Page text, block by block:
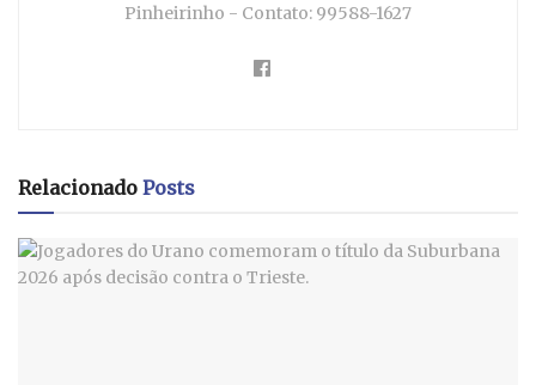
Pinheirinho - Contato: 99588-1627
Relacionado Posts